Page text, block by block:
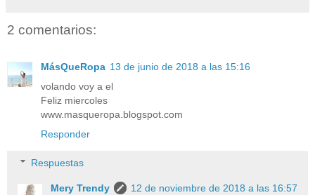
2 comentarios:
MásQueRopa 13 de junio de 2018 a las 15:16
volando voy a el
Feliz miercoles
www.masqueropa.blogspot.com
Responder
Respuestas
Mery Trendy
12 de noviembre de 2018 a las 16:57